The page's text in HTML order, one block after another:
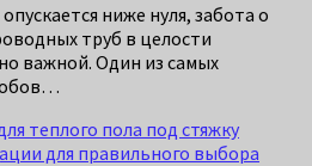
ниже нуля, забота о
труб в целости
важной. Один из самых
теплого пола под стяжку
для правильного выбора